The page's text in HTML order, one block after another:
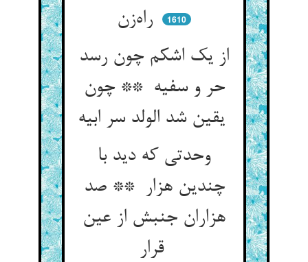
1610
از یک اشکم چون رسد
حر و سفیه ** چون
وحدتی که دید با
چندین هزار ** صد
هزاران جنبش از عین
قرار